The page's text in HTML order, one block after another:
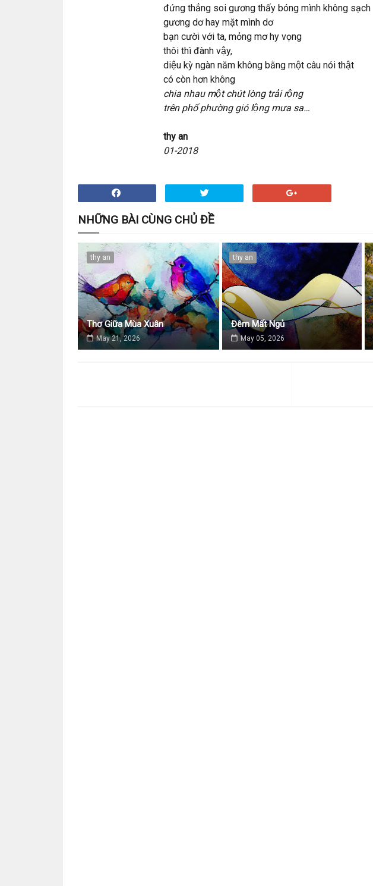
đứng thẳng soi gương thấy bóng mình không sạch
gương dơ hay mặt mình dơ
bạn cười với ta, mỏng mơ hy vọng
thôi thì đành vậy,
diệu kỳ ngàn năm không bằng một câu nói thật
có còn hơn không
chia nhau một chút lòng trải rộng
trên phố phường gió lộng mưa sa…
thy an
01-2018
NHỮNG BÀI CÙNG CHỦ ĐỀ
thy an
Thơ Giữa Mùa Xuân
May 21, 2026
thy an
Đêm Mất Ngủ
May 05, 2026